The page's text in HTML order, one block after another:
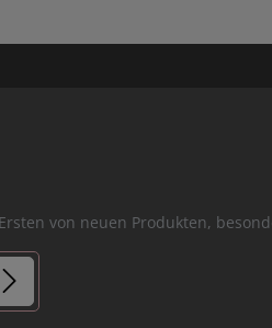
von neuen Produkten,